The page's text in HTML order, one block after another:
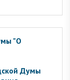
"О
Думы